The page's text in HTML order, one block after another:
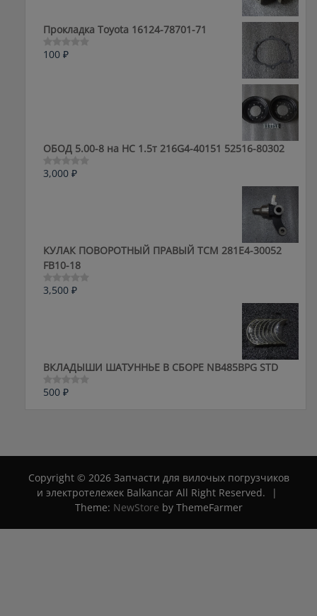
5
Прокладка Toyota 16124-78701-71
Оценка
100 ₽
ОБОД 5.00-8 на HC 1.5т 216G4-40151 52516-80302
Оценка
3,000 ₽
КУЛАК ПОВОРОТНЫЙ ПРАВЫЙ ТСМ 281E4-30052
FB10-18
Оценка
3,500 ₽
ВКЛАДЫШИ ШАТУННЬЕ В СБОРЕ NB485BPG STD
Оценка
500 ₽
Copyright © 2026 Запчасти для вилочых погрузчиков
и электротележек Balkancar All Right Reserved.
|
Theme: NewStore by ThemeFarmer